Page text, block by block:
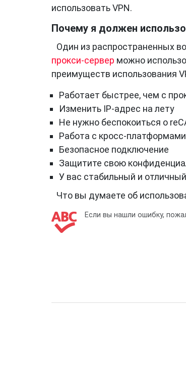
использовать VPN.
Почему я должен
Один из распространенных
прокси-сервер можно
преимуществ использования
Работает быстрее, чем с
Изменить IP-адрес на лету
Не нужно беспокоиться о
Работа с кросс-платформами
Безопасное подключение
Защитите свою
У вас стабильный и
Что вы думаете об
Если вы нашли ошибку,